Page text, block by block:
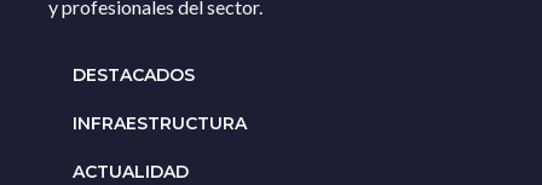
y profesionales del sector.
DESTACADOS
INFRAESTRUCTURA
ACTUALIDAD